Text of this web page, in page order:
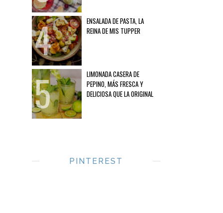
ENSALADA DE PASTA, LA
REINA DE MIS TUPPER
LIMONADA CASERA DE
PEPINO, MÁS FRESCA Y
DELICIOSA QUE LA ORIGINAL
PINTEREST